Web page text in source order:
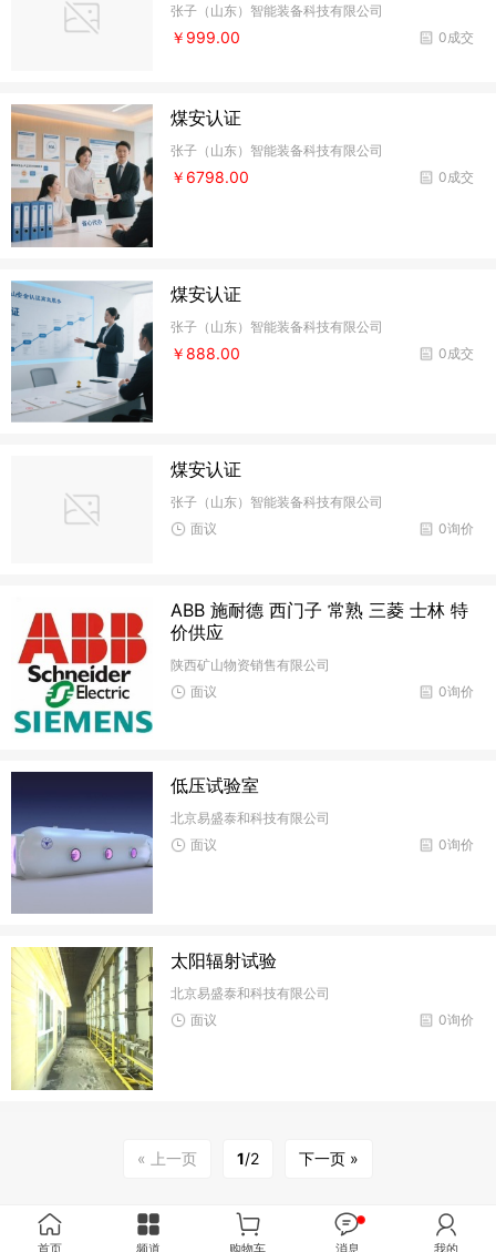
张子（山东）智能装备科技有限公司
0成交
￥999.00
煤安认证
张子（山东）智能装备科技有限公司
0成交
￥6798.00
煤安认证
张子（山东）智能装备科技有限公司
0成交
￥888.00
煤安认证
张子（山东）智能装备科技有限公司
0询价
面议
ABB 施耐德 西门子 常熟 三菱 士林 特
价供应
陕西矿山物资销售有限公司
0询价
面议
低压试验室
北京易盛泰和科技有限公司
0询价
面议
太阳辐射试验
北京易盛泰和科技有限公司
0询价
面议
« 上一页 1/2 下一页 »
首页 频道 购物车 消息 我的